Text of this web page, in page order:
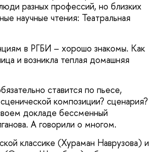
разных профессий, но близких
научные чтения: Театральная
в РГБИ – хорошо знакомы. Как
и возникла теплая домашняя
ставится по пьесе,
композиции? сценария?
докладе бессменный
А говорили о многом.
классике (Хураман Наврузова) и